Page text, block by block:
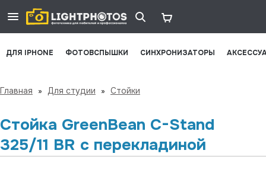
ДЛЯ IPHONE ФОТОВСПЫШКИ СИНХРОНИЗАТОРЫ
Главная » Для студии » Стойки
Стойка GreenBean C-Stand
325/11 BR с перекладиной